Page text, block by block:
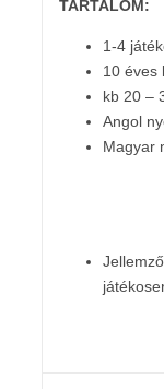
TARTALOM:
1-4
10 éves
kb 20 –
Angol
Magyar